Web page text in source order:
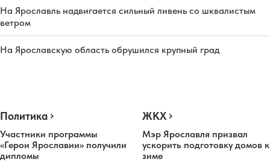
На Ярославль надвигается сильный ливень со шквалистым
ветром
На Ярославскую область обрушился крупный град
Политика
Участники программы
«Герои Ярославии» получили
дипломы
ЖКХ
Мэр Ярославля призвал
ускорить подготовку домов к
зиме